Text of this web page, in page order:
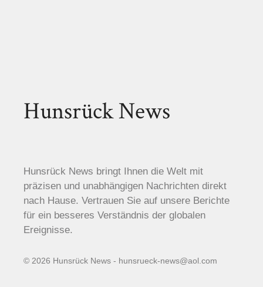
Hunsrück News
Hunsrück News bringt Ihnen die Welt mit
präzisen und unabhängigen Nachrichten direkt
nach Hause. Vertrauen Sie auf unsere Berichte
für ein besseres Verständnis der globalen
Ereignisse.
© 2026 Hunsrück News - hunsrueck-news@aol.com